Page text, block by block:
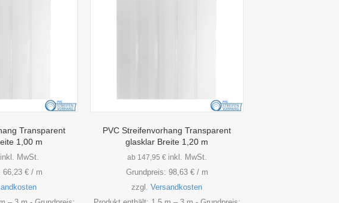
Transparent
1,00 m
inkl. MwSt.
66,23 €/ m
PVC Streifenvorhang Transparent
glasklar Breite 1,20 m
ab 147,95 € inkl. MwSt.
Grundpreis: 98,63 €/ m
zzgl.Versandkosten